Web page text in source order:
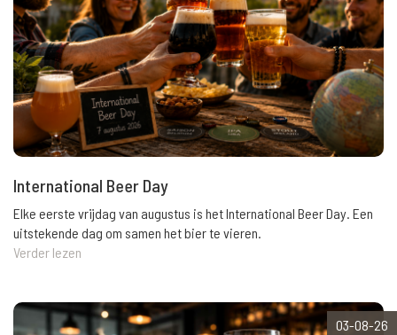
International Beer Day
Elke eerste vrijdag van augustus is het International Beer Day. Een
uitstekende dag om samen het bier te vieren.
Verder lezen
03-08-26